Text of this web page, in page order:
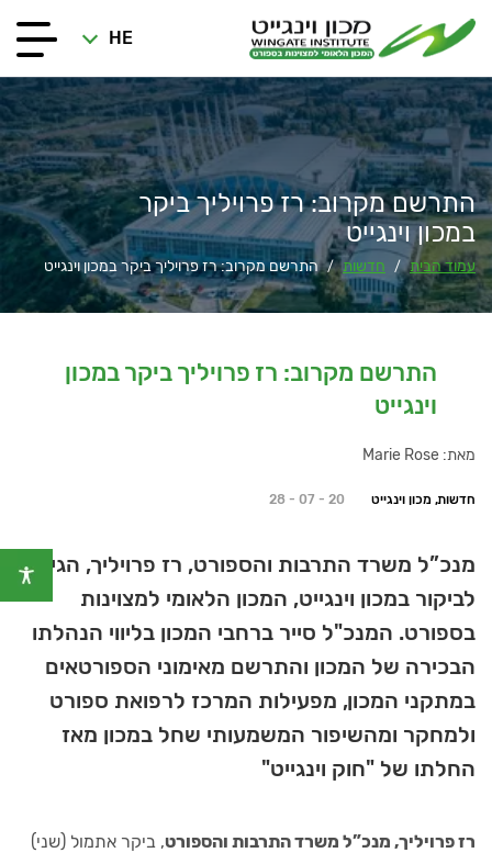
HE
התרשם מקרוב: רז פרויליך ביקר
במכון וינגייט
עמוד הבית / חדשות / התרשם מקרוב: רז פרויליך ביקר במכון וינגייט
התרשם מקרוב: רז פרויליך ביקר במכון
וינגייט
מאת: Marie Rose
חדשות, מכון וינגייט 28 - 07 - 20
מנכ”ל משרד התרבות והספורט, רז פרויליך, הגיע
לביקור במכון וינגייט, המכון הלאומי למצוינות
בספורט. המנכ"ל סייר ברחבי המכון בליווי הנהלתו
הבכירה של המכון והתרשם מאימוני הספורטאים
במתקני המכון, מפעילות המרכז לרפואת ספורט
ולמחקר ומהשיפור המשמעותי שחל במכון מאז
החלתו של "חוק וינגייט"
רז פרויליך, מנכ”ל משרד התרבות והספורט, ביקר אתמול (שני)